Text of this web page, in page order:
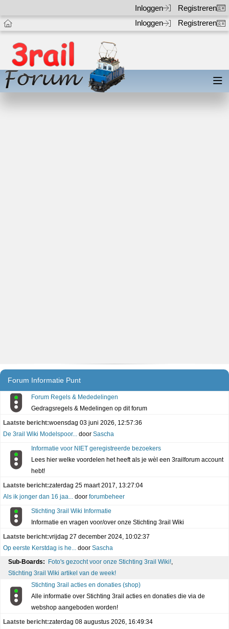
Inloggen
Registreren
Inloggen
Registreren
Forum Informatie Punt
Forum Regels & Mededelingen
Gedragsregels & Medelingen op dit forum
Laatste bericht:woensdag 03 juni 2026, 12:57:36
De 3rail Wiki Modelspoor... door Sascha
Informatie voor NIET geregistreerde bezoekers
Lees hier welke voordelen het heeft als je wèl een 3railforum account
hebt!
Laatste bericht:zaterdag 25 maart 2017, 13:27:04
Als ik jonger dan 16 jaa... door forumbeheer
Stichting 3rail Wiki Informatie
Informatie en vragen voor/over onze Stichting 3rail Wiki
Laatste bericht:vrijdag 27 december 2024, 10:02:37
Op eerste Kerstdag is he... door Sascha
Sub-Boards:
Foto's gezocht voor onze Stichting 3rail Wiki!,
Stichting 3rail Wiki artikel van de week!
Stichting 3rail acties en donaties (shop)
Alle informatie over Stichting 3rail acties en donaties die via de
webshop aangeboden worden!
Laatste bericht:zaterdag 08 augustus 2026, 16:49:34